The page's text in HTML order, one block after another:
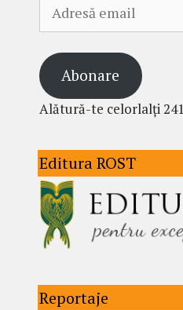
email
Abonare
Alătură-te celorlalți
Editura ROST
Reportaje